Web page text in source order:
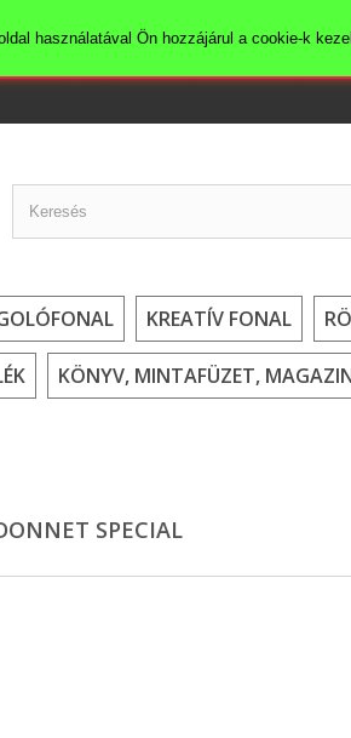
KREATÍV FONAL
KÖNYV, MINTAFÜZET,
SPECIAL
használatával Ön hozzájárul a cookie-k